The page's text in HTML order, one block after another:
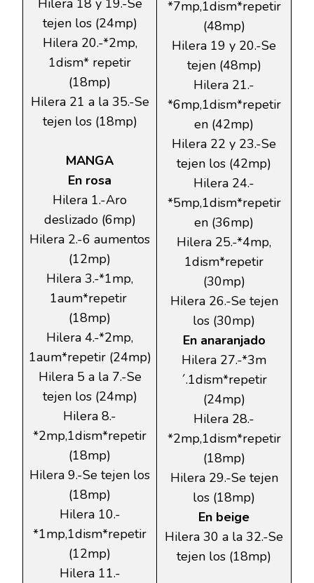
tejen los (24mp)
Hilera 20.-*2mp,
1dism* repetir
(18mp)
Hilera 21 a la 35.-Se
tejen los (18mp)
MANGA
En rosa
Hilera 1.-Aro
deslizado (6mp)
Hilera 2.-6 aumentos
(12mp)
Hilera 3.-*1mp,
1aum*repetir
(18mp)
Hilera 4.-*2mp,
1aum*repetir (24mp)
Hilera 5 a la 7.-Se
tejen los (24mp)
Hilera 8.-
*2mp,1dism*repetir
(18mp)
Hilera 9.-Se tejen los
(18mp)
Hilera 10.-
*1mp,1dism*repetir
(12mp)
Hilera 11.-
*7mp,1dism*repetir
(48mp)
Hilera 19 y 20.-Se
tejen (48mp)
Hilera 21.-
*6mp,1dism*repetir
en (42mp)
Hilera 22 y 23.-Se
tejen los (42mp)
Hilera 24.-
*5mp,1dism*repetir
en (36mp)
Hilera 25.-*4mp,
1dism*repetir
(30mp)
Hilera 26.-Se tejen
los (30mp)
En anaranjado
Hilera 27.-*3m
´.1dism*repetir
(24mp)
Hilera 28.-
*2mp,1dism*repetir
(18mp)
Hilera 29.-Se tejen
los (18mp)
En beige
Hilera 30 a la 32.-Se
tejen los (18mp)